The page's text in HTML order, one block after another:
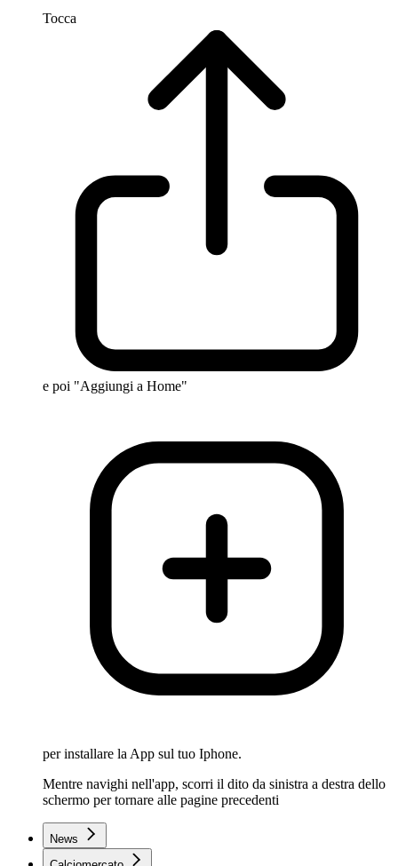
Tocca
e poi "Aggiungi a Home"
per installare la App sul tuo Iphone.
Mentre navighi nell'app, scorri il dito da sinistra a destra dello
schermo per tornare alle pagine precedenti
News